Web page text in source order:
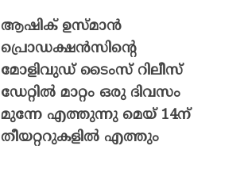
ആഷിക് ഉസ്മാൻ
പ്രൊഡക്ഷൻസിന്റെ
മോളിവുഡ് ടൈംസ് റിലീസ്
ഡേറ്റിൽ മാറ്റം ഒരു ദിവസം
മുന്നേ എത്തുന്നു മെയ് 14ന്
തീയറ്ററുകളിൽ എത്തും